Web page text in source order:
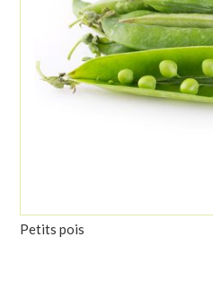
Petits pois